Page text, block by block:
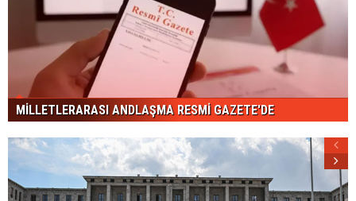
MİLLETLERARASI ANDLAŞMA RESMİ GAZETE'DE